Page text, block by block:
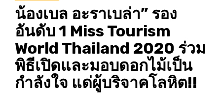
น้องเบล อะราเบล่า” รอง
อันดับ 1 Miss Tourism
World Thailand 2020 ร่วม
พิธีเปิดและมอบดอกไม้เป็น
กำลังใจ แด่ผู้บริจาคโลหิต!!